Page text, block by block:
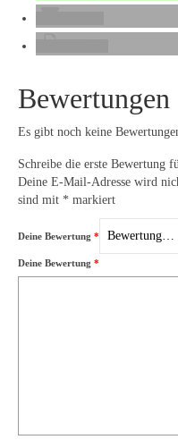
Bewertungen
Es gibt noch keine
Schreibe die erste Bewertung
Deine E-Mail-Adresse wird
sind mit * markiert
Deine Bewertung *
Deine Bewertung *